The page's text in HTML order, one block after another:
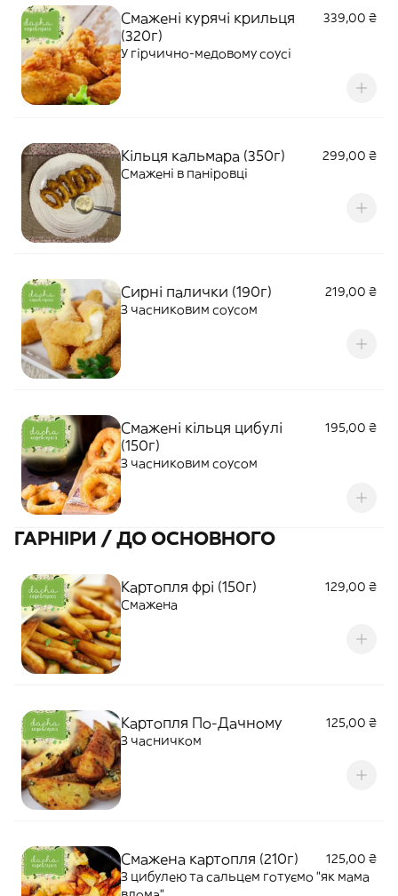
Смажені курячі крильця
(320г)
339,00 ₴
У гірчично-медовому соусі
Кільця кальмара (350г)
299,00 ₴
Смажені в паніровці
Сирні палички (190г)
219,00 ₴
З часниковим соусом
Смажені кільця цибулі
(150г)
195,00 ₴
З часниковим соусом
ГАРНІРИ / ДО ОСНОВНОГО
Картопля фрі (150г)
129,00 ₴
Смажена
Картопля По-Дачному
125,00 ₴
З часничком
Смажена картопля (210г)
125,00 ₴
З цибулею та сальцем готуємо "як мама